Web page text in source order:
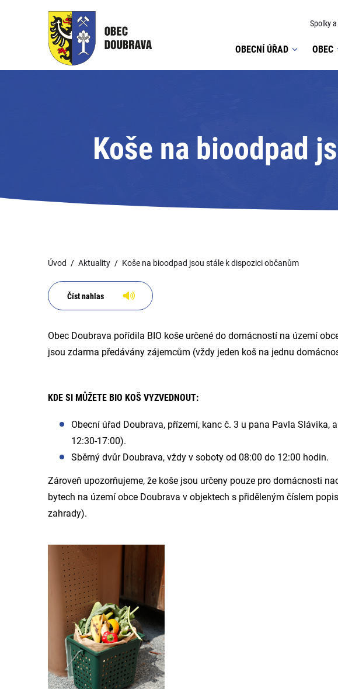
Spolky
OBECNÍ ÚŘAD OBEC
Koše na bioodpad
Úvod Aktuality Koše na bioodpad jsou stále k dispozici občanům
Číst nahlas
Obec Doubrava pořídila BIO koše určené do domácností na území
jsou zdarma předávány zájemcům (vždy jeden koš na jednu
KDE SI MŮŽETE BIO KOŠ VYZVEDNOUT:
Obecní úřad Doubrava, přízemí, kanc č. 3 u pana Pavla Slávika,
12:30-17:00).
Sběrný dvůr Doubrava, vždy v soboty od 08:00 do 12:00 hodin.
Zároveň upozorňujeme, že koše jsou určeny pouze pro domácnosti
bytech na území obce Doubrava v objektech s přiděleným číslem
zahrady).